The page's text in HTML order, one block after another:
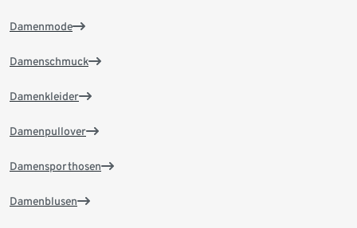
Damenmode
Damenschmuck
Damenkleider
Damenpullover
Damensporthosen
Damenblusen